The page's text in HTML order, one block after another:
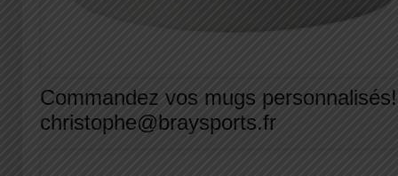
Commandez vos mugs personnalisés!
christophe@braysports.fr